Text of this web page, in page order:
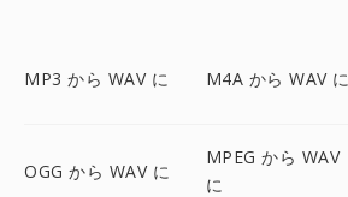
MP3 から WAV に M4A から WAV に
OGG から WAV に
MPEG から WAV
に